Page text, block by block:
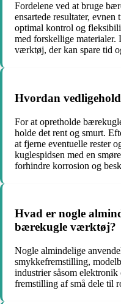
Fordelene ved at bruge
ensartede resultater,
optimal kontrol og
med forskellige
værktøj, der kan spare tid
Hvordan
For at opretholde
holde det rent og smurt.
at fjerne eventuelle rester
kuglespidsen med en
forhindre korrosion og
Hvad er nogle
bærekugle værktøj?
Nogle almindelige
smykkefremstilling,
industrier såsom
fremstilling af små dele til